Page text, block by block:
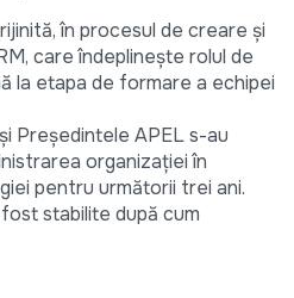
în procesul de creare și
care îndeplinește rolul de
la etapa de formare a echipei
Președintele APEL s-au
organizației în
pentru următorii trei ani.
stabilite după cum